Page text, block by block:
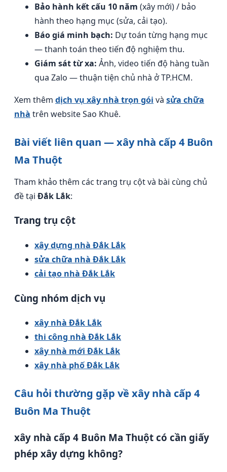
Bảo hành kết cấu 10 năm (xây mới) / bảo
hành theo hạng mục (sửa, cải tạo).
Báo giá minh bạch: Dự toán từng hạng mục
— thanh toán theo tiến độ nghiệm thu.
Giám sát từ xa: Ảnh, video tiến độ hàng tuần
qua Zalo — thuận tiện chủ nhà ở TP.HCM.
Xem thêm dịch vụ xây nhà trọn gói và sửa chữa
nhà trên website Sao Khuê.
Bài viết liên quan — xây nhà cấp 4 Buôn
Ma Thuột
Tham khảo thêm các trang trụ cột và bài cùng chủ
đề tại Đắk Lắk:
Trang trụ cột
xây dựng nhà Đắk Lắk
sửa chữa nhà Đắk Lắk
cải tạo nhà Đắk Lắk
Cùng nhóm dịch vụ
xây nhà Đắk Lắk
thi công nhà Đắk Lắk
xây nhà mới Đắk Lắk
xây nhà phố Đắk Lắk
Câu hỏi thường gặp về xây nhà cấp 4
Buôn Ma Thuột
xây nhà cấp 4 Buôn Ma Thuột có cần giấy
phép xây dựng không?